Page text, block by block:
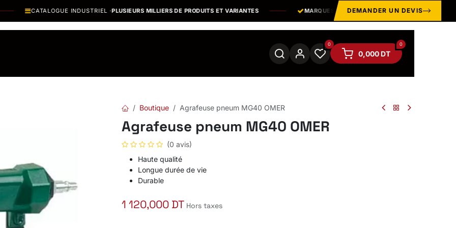
CATALOGUE INDUSTRIEL ·PLUSIEURS MILLIERS DE PRODUITS ET VARIANTES MARQUES & ÉQUIPEMENTSPROFESSIONNELS
DEMANDER UN DEVIS
0 0
0,000DT
Boutique Agrafeuse pneum MG40 OMER
Agrafeuse pneum MG40 OMER
(0 avis)
Haute qualité
Longue durée de vie
Durable
1 120,000 DT Hors taxes